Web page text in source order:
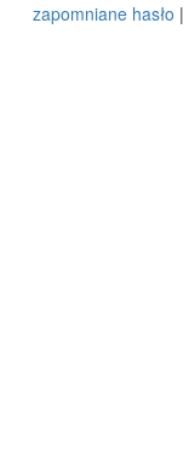
zapomniane hasło |